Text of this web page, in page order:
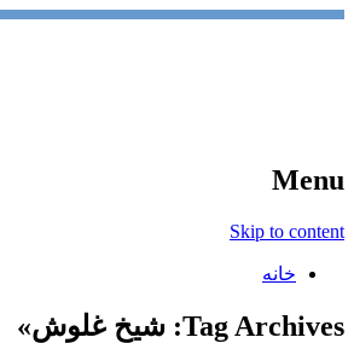
Menu
Skip to content
خانه
Tag Archives: شيخ غلوش»